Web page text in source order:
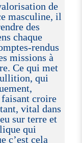
de
masculine, il
des
chaque
rendus
missions à
Ce qui met
qui
croire
vital dans
sur terre et
qui
c’est cela